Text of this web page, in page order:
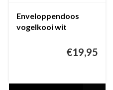
Enveloppendoos
vogelkooi wit
€19,95